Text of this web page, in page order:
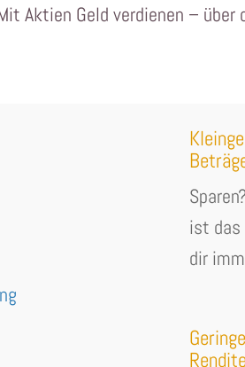
Aktien Geld verdienen – über
ist das
dir
Rendite